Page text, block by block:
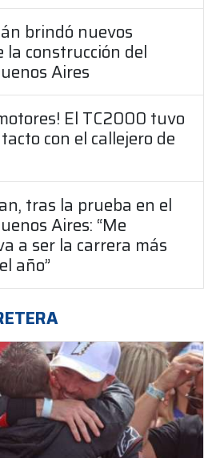
brindó nuevos
la construcción del
Aires
El TC2000 tuvo
con el callejero de
tras la prueba en el
Aires: “Me
a ser la carrera más
año”